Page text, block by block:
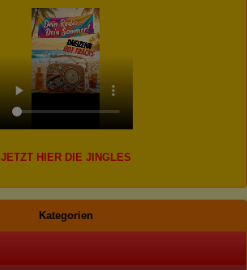
JETZT HIER DIE JINGLES
Kategorien